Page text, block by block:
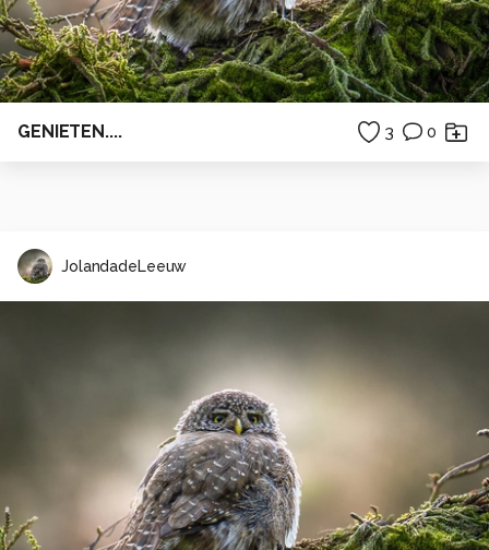
GENIETEN.... 3 0
JolandadeLeeuw